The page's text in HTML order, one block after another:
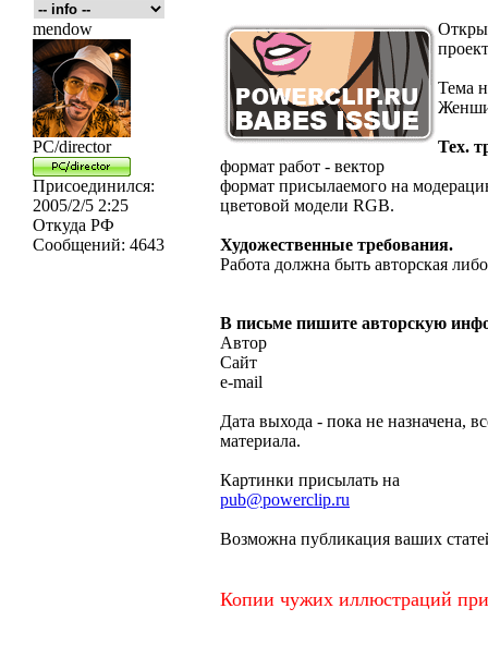
mendow
PC/director
Присоединился:
2005/2/5 2:25
Откуда РФ
Сообщений: 4643
Тема
Тех.
формат работ - вектор
формат присылаемого на
цветовой модели RGB.
Художественные требования.
Работа должна быть авторская
В письме пишите авторскую
Автор
Сайт
e-mail
Дата выхода - пока не назначена,
материала.
Картинки присылать на
pub@powerclip.ru
Возможна публикация ваших
Копии чужих иллюстраций